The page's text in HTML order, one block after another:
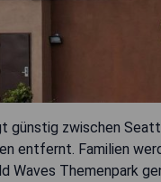
günstig zwischen
Familien
Waves Themenpark